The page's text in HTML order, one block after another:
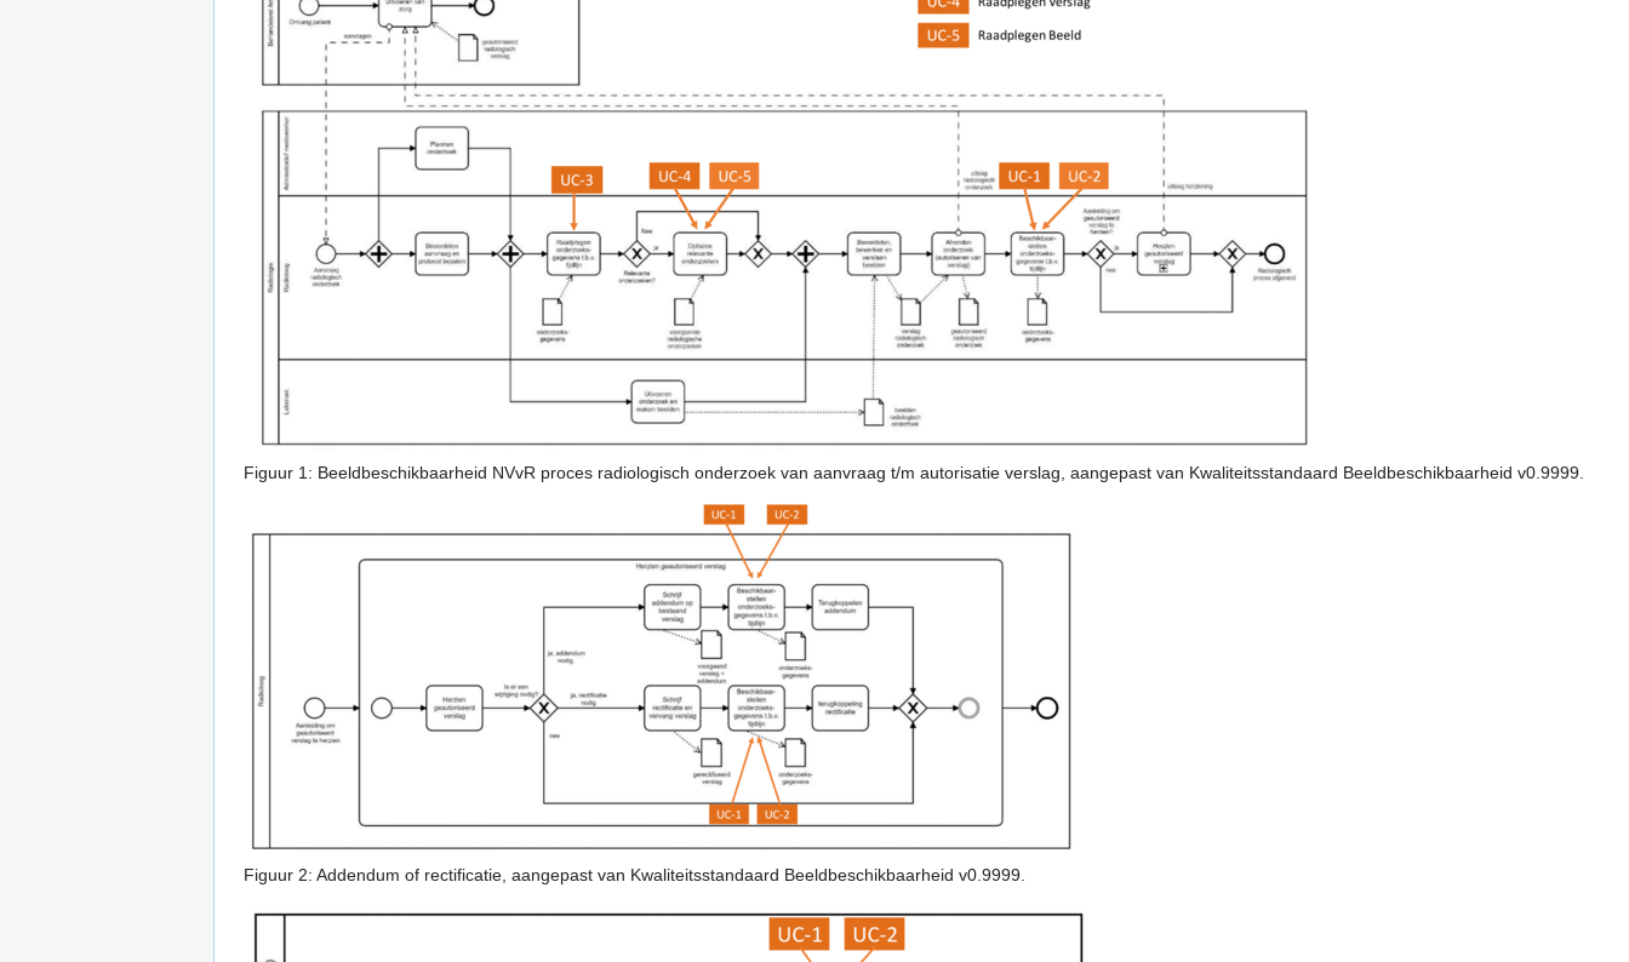
Figuur 1: Beeldbeschikbaarheid NVvR proces radiologisch onderzoek van aanvraag t/m autorisatie verslag, aangepast van Kwaliteitsstandaard Beeldbeschikbaarheid v0.9999.
Figuur 2: Addendum of rectificatie, aangepast van Kwaliteitsstandaard Beeldbeschikbaarheid v0.9999.